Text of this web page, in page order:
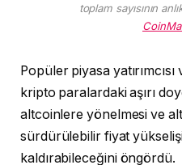
toplam sayısının
Popüler piyasa
kripto paralardaki aşırı
altcoinlere yönelmesi ve
sürdürülebilir fiyat
kaldırabileceğini öngördü.